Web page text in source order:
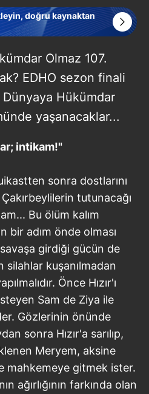
doğru kaynaktan
Olmaz 107.
EDHO sezon finali
Dünyaya Hükümdar
yaşanacaklar...
intikam!"
sonra dostlarını
tutunacağı
Bu ölüm kalım
bir adım önde olması
girdiği gücün de
silahlar kuşanılmadan
Önce Hızır'ı
Sam de Ziya ile
Gözlerinin önünde
sonra Hızır'a sarılıp,
Meryem, aksine
mahkemeye gitmek ister.
ağırlığının farkında olan